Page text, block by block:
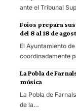
ante el Tribunal
Foios prepara
del 8 al 18 de
El Ayuntamiento
coordinadamente
La Pobla de
música
La Pobla de
de la…